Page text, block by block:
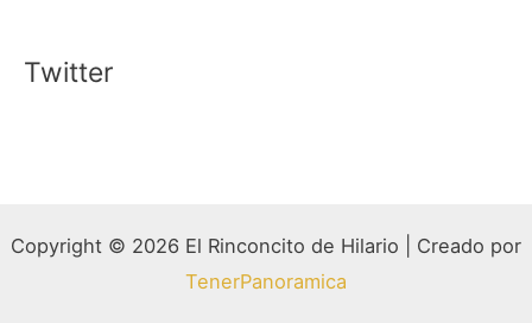
Twitter
Copyright © 2026 El Rinconcito de Hilario | Creado por
TenerPanoramica